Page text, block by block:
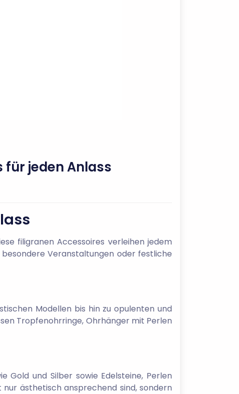
für jeden Anlass
filigranen Accessoires verleihen jedem
Veranstaltungen oder festliche
Modellen bis hin zu opulenten und
Tropfenohrringe, Ohrhänger mit Perlen
Gold und Silber sowie Edelsteine, Perlen
ästhetisch ansprechend sind, sondern